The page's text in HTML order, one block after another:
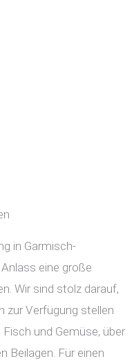
in Garmisch-
eine große
Wir sind stolz darauf,
zur Verfügung stellen
und Gemüse, über
Beilagen. Für einen